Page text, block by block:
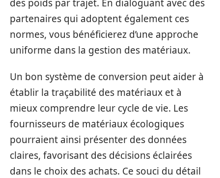
des poids par trajet. En dialoguant avec des
partenaires qui adoptent également ces
normes, vous bénéficierez d’une approche
uniforme dans la gestion des matériaux.
Un bon système de conversion peut aider à
établir la traçabilité des matériaux et à
mieux comprendre leur cycle de vie. Les
fournisseurs de matériaux écologiques
pourraient ainsi présenter des données
claires, favorisant des décisions éclairées
dans le choix des achats. Ce souci du détail